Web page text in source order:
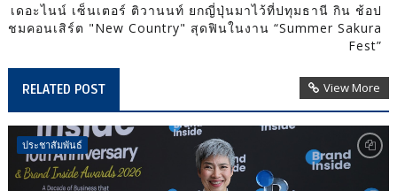
เดอะไนน์ เซ็นเตอร์ ติวานนท์ ยกญี่ปุ่นมาไว้ที่ปทุมธานี กิน ช้อป
ชมคอนเสิร์ต "New Country" สุดฟินในงาน “Summer Sakura
Fest”
RELATED POST View More
ประชาสัมพันธ์